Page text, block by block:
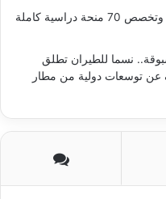
جامعة النيل تهنئ أوائل الثانوية العامة وتخصص 70 منحة دراسية كاملة
نسما للطيران تطلق
توسعات دولية من مطار